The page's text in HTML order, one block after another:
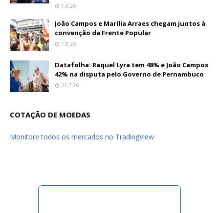
1.8.26
João Campos e Marília Arraes chegam juntos à
convenção da Frente Popular
1.8.26
Datafolha: Raquel Lyra tem 48% e João Campos
42% na disputa pelo Governo de Pernambuco
31.7.26
COTAÇÃO DE MOEDAS
Monitore todos os mercados no TradingView